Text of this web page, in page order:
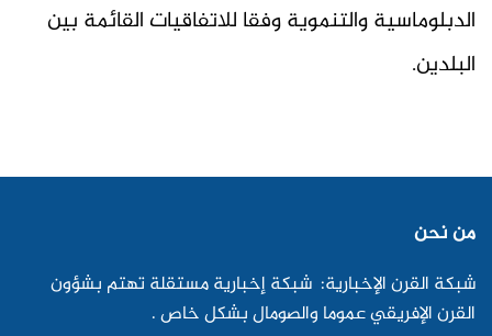
الدبلوماسية والتنموية وفقا للاتفاقيات القائمة بين
البلدين.
من نحن
شبكة القرن الإخبارية: شبكة إخبارية مستقلة تهتم بشؤون
القرن الإفريقي عموما والصومال بشكل خاص .